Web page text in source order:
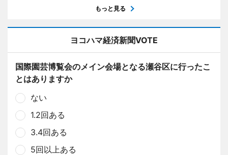
もっと見る
ヨコハマ経済新聞VOTE
国際園芸博覧会のメイン会場となる瀬谷区に行ったこ
とはありますか
ない
1.2回ある
3.4回ある
5回以上ある